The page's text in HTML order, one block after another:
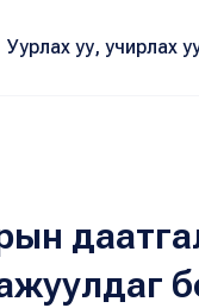
Уурлах уу, учирлах